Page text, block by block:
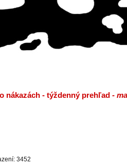
nákazách - týždenný prehľad -
3452